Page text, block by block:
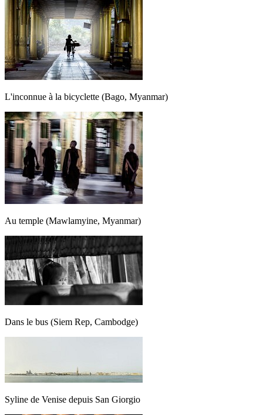
L'inconnue à la bicyclette (Bago, Myanmar)
Au temple (Mawlamyine, Myanmar)
Dans le bus (Siem Rep, Cambodge)
Syline de Venise depuis San Giorgio